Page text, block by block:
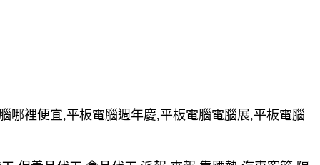
哪裡便宜,平板電腦週年慶,平板電腦電腦展,平板電腦